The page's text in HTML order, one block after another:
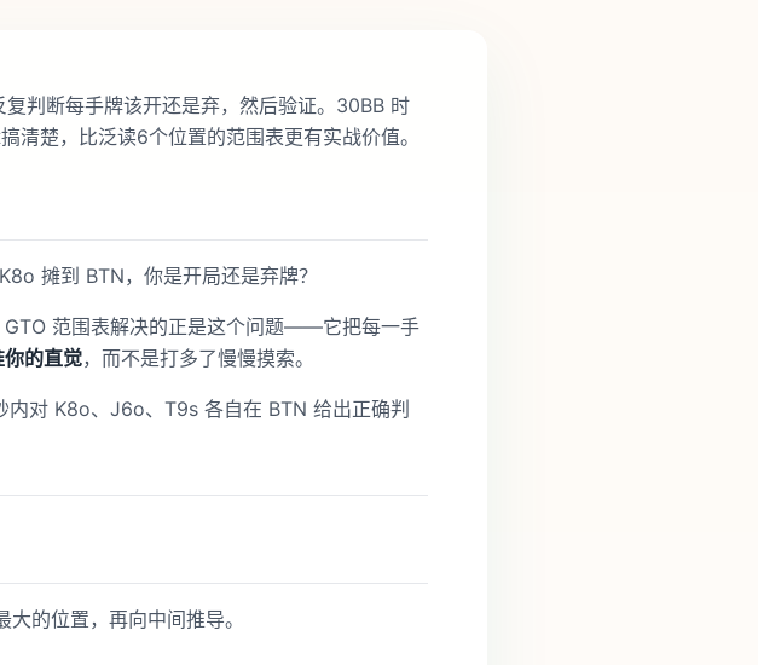
判断每手牌该开还是弃，然后验证。30BB 时
楚，比泛读6个位置的范围表更有实战价值。
摊到 BTN，你是开局还是弃牌？
GTO 范围表解决的正是这个问题——它把每一手
的直觉，而不是打多了慢慢摸索。
对 K8o、J6o、T9s 各自在 BTN 给出正确判
的位置，再向中间推导。